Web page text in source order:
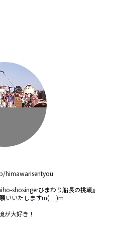
himawarisentyou
shosingerひまわり船長の挑戦』
いいたしますm(__)m
が大好き！